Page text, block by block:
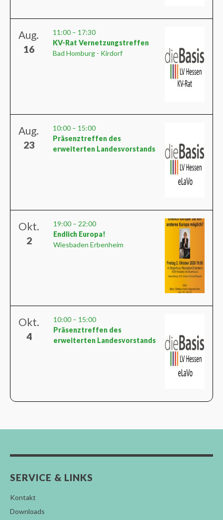
Aug.
16
11:00 – 17:30
KV-Rat Vernetzungstreffen
Bad Homburg - Kirdorf
Aug.
23
10:00 – 15:00
Präsenztreffen des
erweiterten Landesvorstands
Okt.
2
19:00 – 22:00
Endlich Europa!
Wiesbaden Erbenheim
Okt.
4
10:00 – 15:00
Präsenztreffen des
erweiterten Landesvorstands
SERVICE & LINKS
Kontakt
Downloads